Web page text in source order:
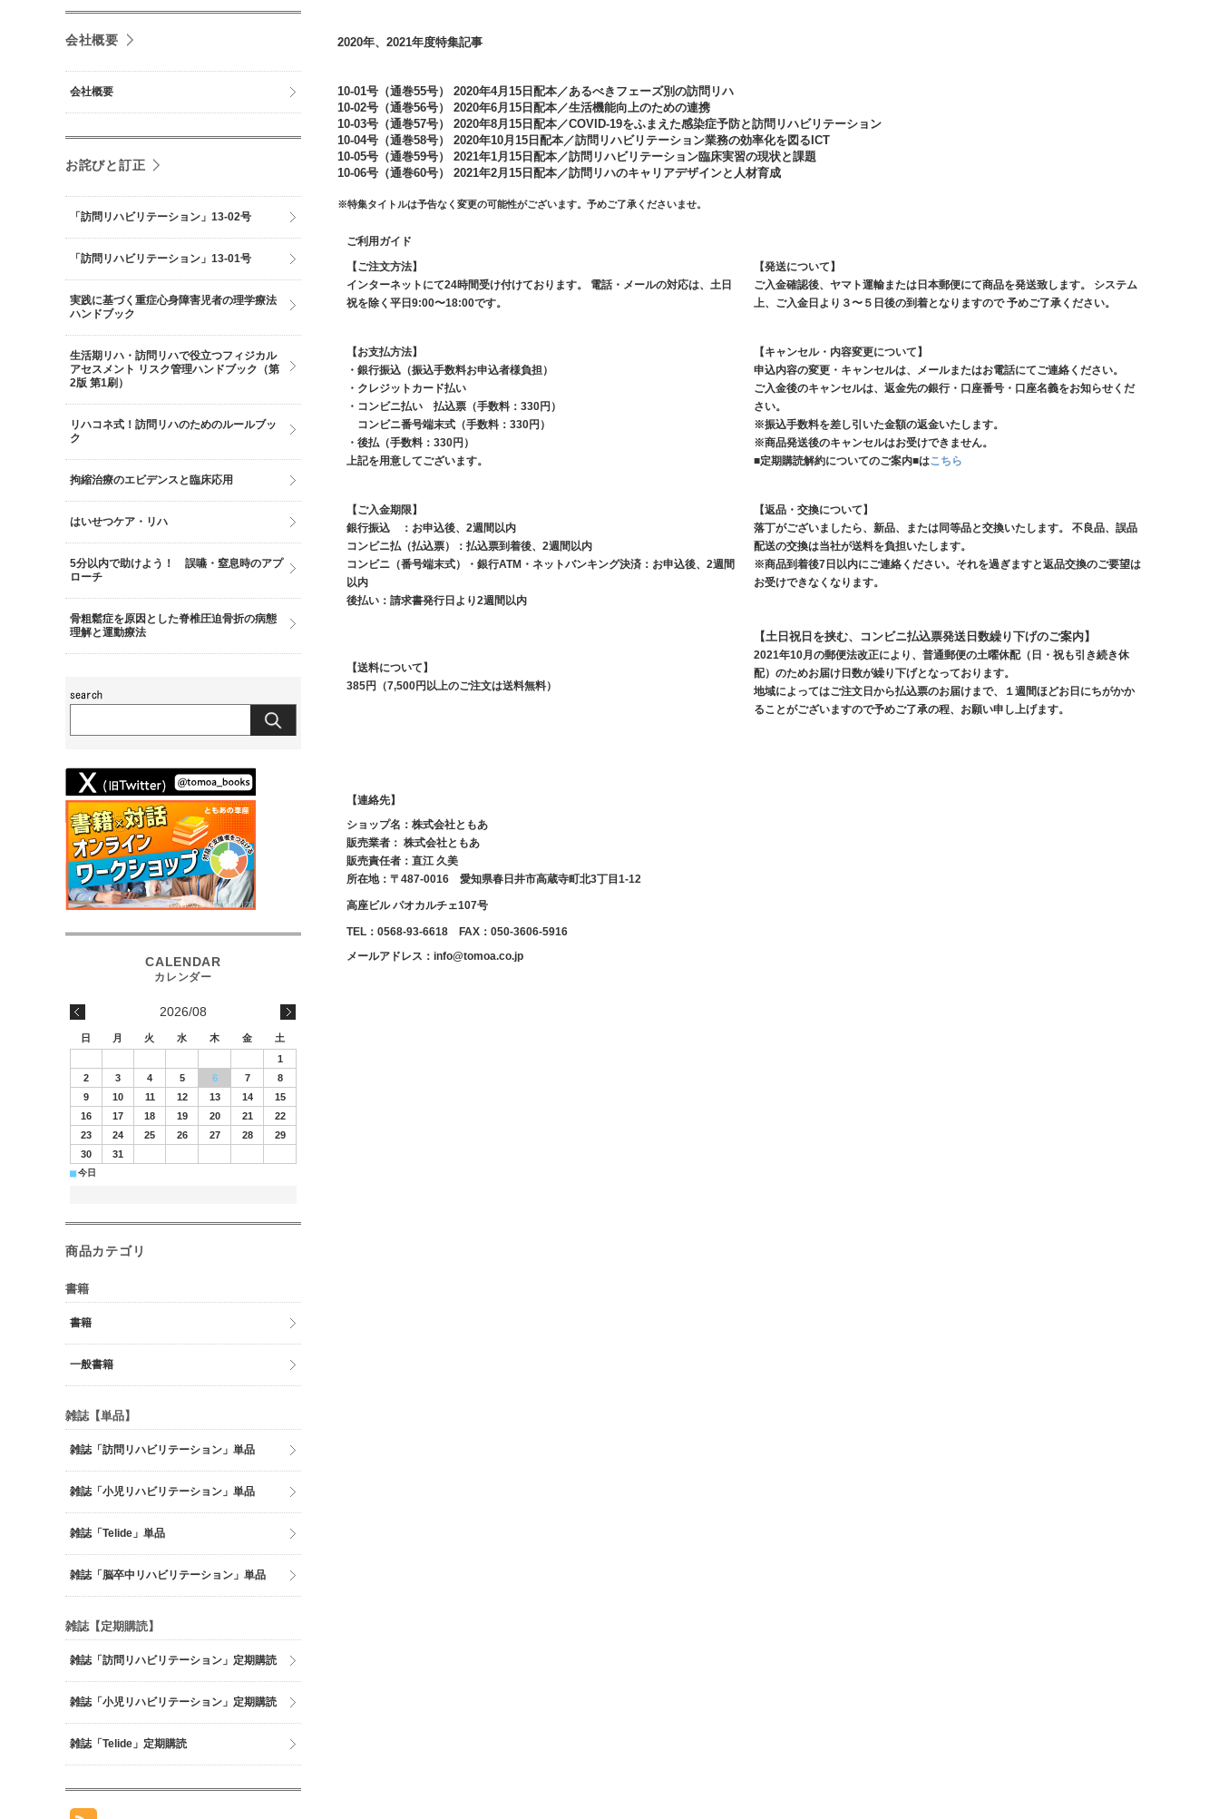
2020年、2021年度特集記事
10-01号（通巻55号） 2020年4月15日配本／あるべきフェーズ別の訪問リハ
10-02号（通巻56号） 2020年6月15日配本／生活機能向上のための連携
10-03号（通巻57号） 2020年8月15日配本／COVID-19をふまえた感染症予防と訪問リハビリテーション
10-04号（通巻58号） 2020年10月15日配本／訪問リハビリテーション業務の効率化を図るICT
10-05号（通巻59号） 2021年1月15日配本／訪問リハビリテーション臨床実習の現状と課題
10-06号（通巻60号） 2021年2月15日配本／訪問リハのキャリアデザインと人材育成
※特集タイトルは予告なく変更の可能性がございます。予めご了承くださいませ。
ご利用ガイド
【ご注文方法】
インターネットにて24時間受け付けております。 電話・メールの対応は、土日
祝を除く平日9:00〜18:00です。
【お支払方法】
・銀行振込（振込手数料お申込者様負担）
・クレジットカード払い
・コンビニ払い 払込票（手数料：330円）
コンビニ番号端末式（手数料：330円）
・後払（手数料：330円）
上記を用意してございます。
【ご入金期限】
銀行振込 ：お申込後、2週間以内
コンビニ払（払込票）：払込票到着後、2週間以内
コンビニ（番号端末式）・銀行ATM・ネットバンキング決済：お申込後、2週間
以内
後払い：請求書発行日より2週間以内
【送料について】
385円（7,500円以上のご注文は送料無料）
【発送について】
ご入金確認後、ヤマト運輸または日本郵便にて商品を発送致します。 システム
上、ご入金日より３〜５日後の到着となりますので 予めご了承ください。
【キャンセル・内容変更について】
申込内容の変更・キャンセルは、メールまたはお電話にてご連絡ください。
ご入金後のキャンセルは、返金先の銀行・口座番号・口座名義をお知らせくだ
さい。
※振込手数料を差し引いた金額の返金いたします。
※商品発送後のキャンセルはお受けできません。
■定期購読解約についてのご案内■はこちら
【返品・交換について】
落丁がございましたら、新品、または同等品と交換いたします。 不良品、誤品
配送の交換は当社が送料を負担いたします。
※商品到着後7日以内にご連絡ください。それを過ぎますと返品交換のご要望は
お受けできなくなります。
【土日祝日を挟む、コンビニ払込票発送日数繰り下げのご案内】
2021年10月の郵便法改正により、普通郵便の土曜休配（日・祝も引き続き休
配）のためお届け日数が繰り下げとなっております。
地域によってはご注文日から払込票のお届けまで、１週間ほどお日にちがかか
ることがございますので予めご了承の程、お願い申し上げます。
【連絡先】
ショップ名：株式会社ともあ
販売業者： 株式会社ともあ
販売責任者：直江 久美
所在地：〒487-0016 愛知県春日井市高蔵寺町北3丁目1-12
高座ビル パオカルチェ107号
TEL：0568-93-6618 FAX：050-3606-5916
メールアドレス：info@tomoa.co.jp
会社概要
会社概要
お詫びと訂正
「訪問リハビリテーション」13-02号
「訪問リハビリテーション」13-01号
実践に基づく重症心身障害児者の理学療法
ハンドブック
生活期リハ・訪問リハで役立つフィジカル
アセスメント リスク管理ハンドブック（第
2版 第1刷）
リハコネ式！訪問リハのためのルールブッ
ク
拘縮治療のエビデンスと臨床応用
はいせつケア・リハ
5分以内で助けよう！ 誤嚥・窒息時のアプ
ローチ
骨粗鬆症を原因とした脊椎圧迫骨折の病態
理解と運動療法
2026/08
日 月 火 水 木 金
土
1
2
3 4 5 6 7
8
9
10 11 12 13 14
15
16
17 18 19 20 21
22
23
24 25 26 27 28
29
30
31
■今日
商品カテゴリ
書籍
書籍
一般書籍
雑誌【単品】
雑誌「訪問リハビリテーション」単品
雑誌「小児リハビリテーション」単品
雑誌「Telide」単品
雑誌「脳卒中リハビリテーション」単品
雑誌【定期購読】
雑誌「訪問リハビリテーション」定期購読
雑誌「小児リハビリテーション」定期購読
雑誌「Telide」定期購読